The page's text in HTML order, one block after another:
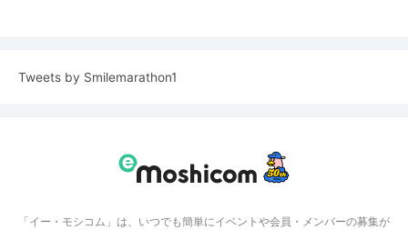
Tweets by Smilemarathon1
「イー・モシコム」は、いつでも簡単にイベントや会員・メンバーの募集が